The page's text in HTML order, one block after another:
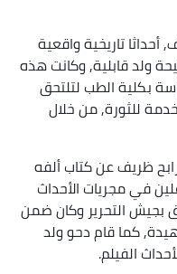
تاريخية واقعية
ولد قابلية, وكانت هذه
بكلية الطب لتلتحق
للثورة, من خلال
ظريف عن كتاب ألفه
في مجريات الأحداث
التحرير وكان ضمن
كما قام دحو ولد
الفيلم.